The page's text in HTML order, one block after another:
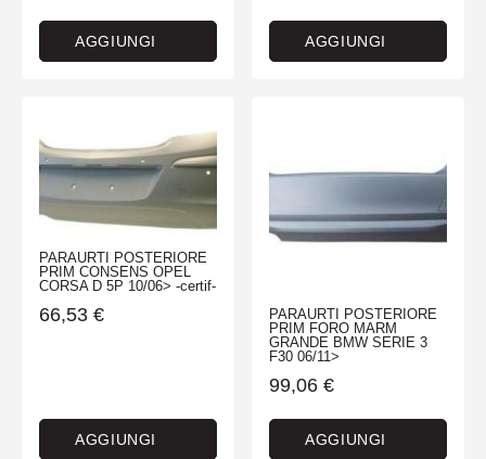
AGGIUNGI AGGIUNGI
PARAURTI POSTERIORE
PRIM CONSENS OPEL
CORSA D 5P 10/06> -certif-
66,53 €
AGGIUNGI
PARAURTI POSTERIORE
PRIM FORO MARM
GRANDE BMW SERIE 3
F30 06/11>
99,06 €
AGGIUNGI